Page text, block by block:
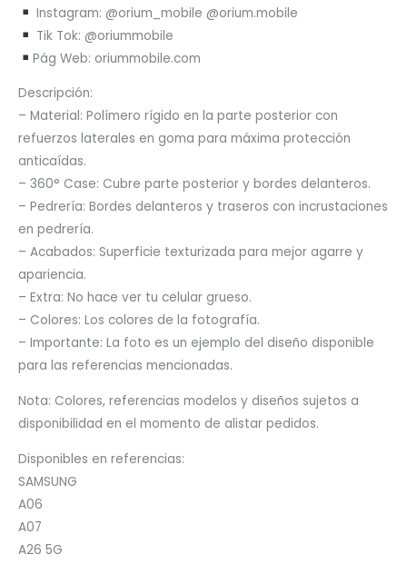
Instagram: @orium_mobile @orium.mobile
Tik Tok: @oriummobile
Pág Web: oriummobile.com
Descripción:
– Material: Polímero rígido en la parte posterior con
refuerzos laterales en goma para máxima protección
anticaídas.
– 360° Case: Cubre parte posterior y bordes delanteros.
– Pedrería: Bordes delanteros y traseros con incrustaciones
en pedrería.
– Acabados: Superficie texturizada para mejor agarre y
apariencia.
– Extra: No hace ver tu celular grueso.
– Colores: Los colores de la fotografía.
– Importante: La foto es un ejemplo del diseño disponible
para las referencias mencionadas.
Nota: Colores, referencias modelos y diseños sujetos a
disponibilidad en el momento de alistar pedidos.
Disponibles en referencias:
SAMSUNG
A06
A07
A26 5G